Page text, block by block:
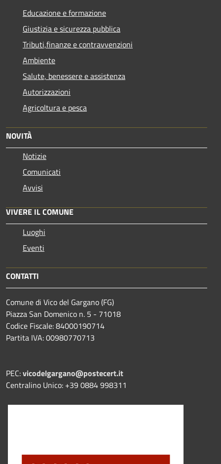
Educazione e formazione
Giustizia e sicurezza pubblica
Tributi,finanze e contravvenzioni
Ambiente
Salute, benessere e assistenza
Autorizzazioni
Agricoltura e pesca
NOVITÀ
Notizie
Comunicati
Avvisi
VIVERE IL COMUNE
Luoghi
Eventi
CONTATTI
Comune di Vico del Gargano (FG)
Piazza San Domenico n. 5 - 71018
Codice Fiscale: 84000190714
Partita IVA: 00980770713
PEC:vicodelgargano@postecert.it
Centralino Unico: +39 0884 998311